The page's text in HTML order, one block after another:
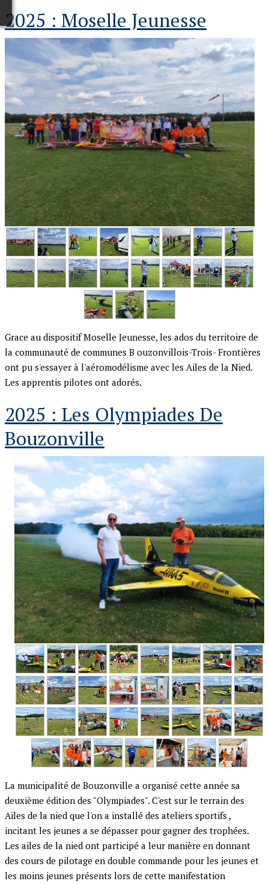
2025 : Moselle Jeunesse
Grace au dispositif Moselle Jeunesse, les ados du territoire de
la communauté de communes B ouzonvillois-Trois- Frontières
ont pu s'essayer à l'aéromodélisme avec les Ailes de la Nied.
Les apprentis pilotes ont adorés.
2025 : Les Olympiades De
Bouzonville
La municipalité de Bouzonville a organisé cette année sa
deuxième édition des "Olympiades". C'est sur le terrain des
Ailes de la nied que l'on a installé des ateliers sportifs ,
incitant les jeunes a se dépasser pour gagner des trophées.
Les ailes de la nied ont participé a leur manière en donnant
des cours de pilotage en double commande pour les jeunes et
les moins jeunes présents lors de cette manifestation